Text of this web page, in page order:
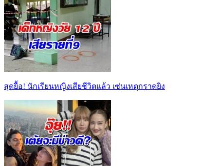
สุดยื้อ! นักเรียนหญิงเสียชีวิตแล้ว เซ่นเหตุกราดยิง